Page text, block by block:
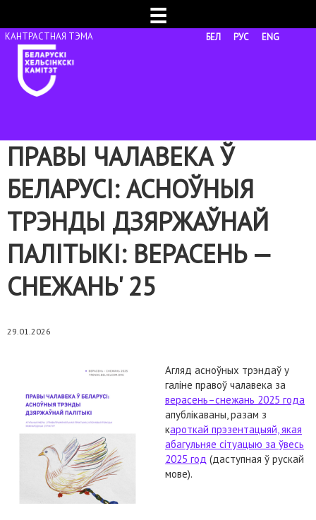
☰
БЕЛ РУС ENG
ПРАВЫ ЧАЛАВЕКА Ў
БЕЛАРУСІ: АСНОЎНЫЯ
ТРЭНДЫ ДЗЯРЖАЎНАЙ
ПАЛІТЫКІ: ВЕРАСЕНЬ —
СНЕЖАНЬ' 25
29.01.2026
Агляд асноўных трэндаў у
галіне правоў чалавека за
верасень–снежань 2025 года
апублікаваны, разам з
кароткай прэзентацыяй, якая
абагульняе сітуацыю за ўвесь
2025 год (даступная ў рускай
мове).